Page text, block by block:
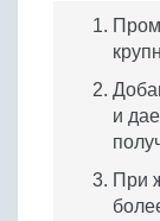
и
При